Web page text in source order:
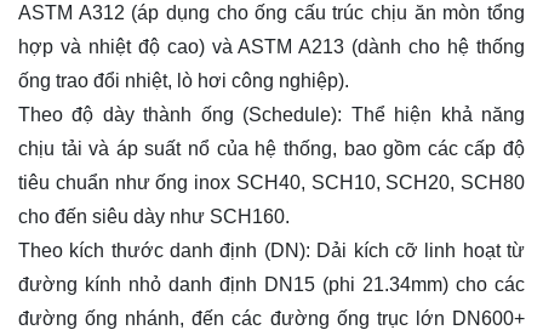
ASTM A312 (áp dụng cho ống cấu trúc chịu ăn mòn tổng
hợp và nhiệt độ cao) và ASTM A213 (dành cho hệ thống
ống trao đổi nhiệt, lò hơi công nghiệp).
Theo độ dày thành ống (Schedule): Thể hiện khả năng
chịu tải và áp suất nổ của hệ thống, bao gồm các cấp độ
tiêu chuẩn như ống inox SCH40, SCH10, SCH20, SCH80
cho đến siêu dày như SCH160.
Theo kích thước danh định (DN): Dải kích cỡ linh hoạt từ
đường kính nhỏ danh định DN15 (phi 21.34mm) cho các
đường ống nhánh, đến các đường ống trục lớn DN600+